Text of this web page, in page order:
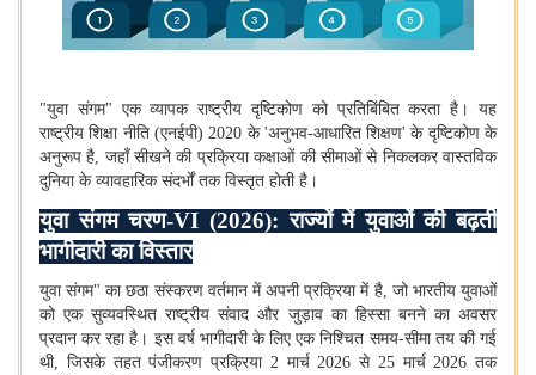
"युवा संगम" एक व्यापक राष्ट्रीय दृष्टिकोण को प्रतिबिंबित करता है। यह
राष्ट्रीय शिक्षा नीति (एनईपी) 2020 के 'अनुभव-आधारित शिक्षण'के दृष्टिकोण के
अनुरूप है जहाँ सीखने की प्रक्रिया कक्षाओं की सीमाओं से निकलकर वास्तविक
दुनिया के व्यावहारिक संदर्भों तक विस्तृत होती है।
युवा संगम चरण-VI (2026):राज्यों में युवाओं की बढ़ती
भागीदारी का विस्तार
युवा संगम" का छठा संस्करण वर्तमान में अपनी प्रक्रिया में है, जो भारतीय युवाओं
को एक सुव्यवस्थित राष्ट्रीय संवाद और जुड़ाव का हिस्सा बनने का अवसर
प्रदान कर रहा है। इस वर्ष भागीदारी के लिए एक निश्चित समय-सीमा तय की गई
थी, जिसके तहत पंजीकरण प्रक्रिया 2 मार्च 2026 से 25 मार्च 2026 तक